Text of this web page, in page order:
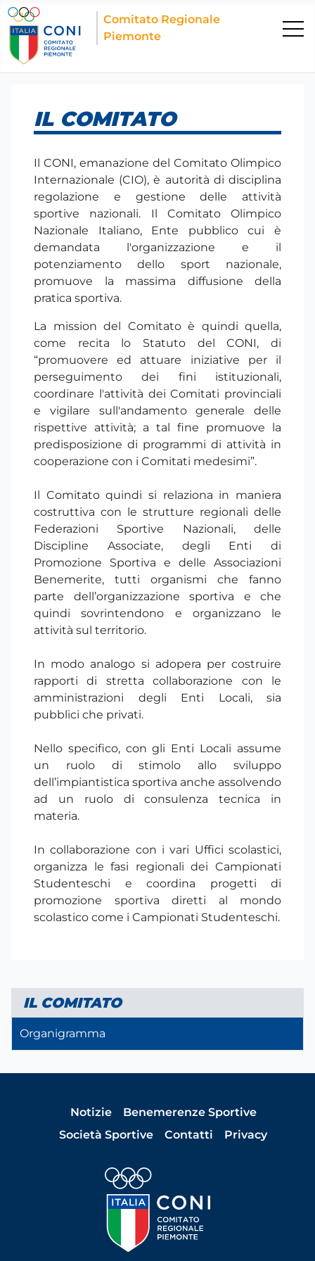
Comitato Regionale
Piemonte
IL COMITATO
Il CONI, emanazione del Comitato Olimpico
Internazionale (CIO), è autorità di disciplina
regolazione e gestione delle attività
sportive nazionali. Il Comitato Olimpico
Nazionale Italiano, Ente pubblico cui è
demandata l'organizzazione e il
potenziamento dello sport nazionale,
promuove la massima diffusione della
pratica sportiva.
La mission del Comitato è quindi quella,
come recita lo Statuto del CONI, di
“promuovere ed attuare iniziative per il
perseguimento dei fini istituzionali,
coordinare l'attività dei Comitati provinciali
e vigilare sull'andamento generale delle
rispettive attività; a tal fine promuove la
predisposizione di programmi di attività in
cooperazione con i Comitati medesimi”.
Il Comitato quindi si relaziona in maniera
costruttiva con le strutture regionali delle
Federazioni Sportive Nazionali, delle
Discipline Associate, degli Enti di
Promozione Sportiva e delle Associazioni
Benemerite, tutti organismi che fanno
parte dell’organizzazione sportiva e che
quindi sovrintendono e organizzano le
attività sul territorio.
In modo analogo si adopera per costruire
rapporti di stretta collaborazione con le
amministrazioni degli Enti Locali, sia
pubblici che privati.
Nello specifico, con gli Enti Locali assume
un ruolo di stimolo allo sviluppo
dell’impiantistica sportiva anche assolvendo
ad un ruolo di consulenza tecnica in
materia.
In collaborazione con i vari Uffici scolastici,
organizza le fasi regionali dei Campionati
Studenteschi e coordina progetti di
promozione sportiva diretti al mondo
scolastico come i Campionati Studenteschi.
IL COMITATO
Organigramma
Notizie
Benemerenze Sportive
Società Sportive
Contatti Privacy